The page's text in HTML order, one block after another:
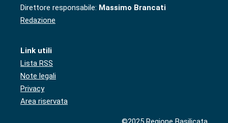
Direttore responsabile: Massimo Brancati
Redazione
Link utili
Lista RSS
Note legali
Privacy
Area riservata